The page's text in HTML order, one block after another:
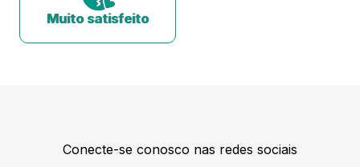
Muito satisfeito
Conecte-se conosco nas redes sociais